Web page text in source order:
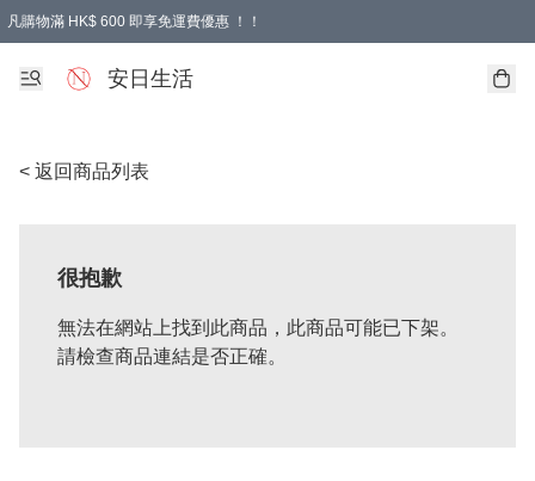
凡購物滿 HK$ 600 即享免運費優惠 ！！
安日生活
< 返回商品列表
很抱歉
無法在網站上找到此商品，此商品可能已下架。
請檢查商品連結是否正確。